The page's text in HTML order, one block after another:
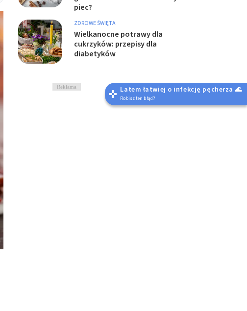
piec?
ZDROWE ŚWIĘTA
Wielkanocne potrawy dla
cukrzyków: przepisy dla
diabetyków
Reklama Latem łatwiej o infekcję pęcherza 🌊
Robisz ten błąd?